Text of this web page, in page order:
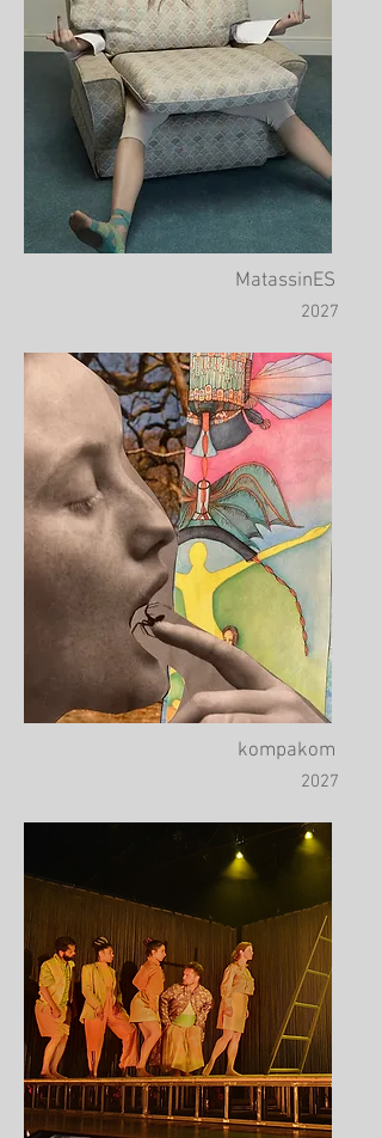
MatassinES
2027
kompakom
2027